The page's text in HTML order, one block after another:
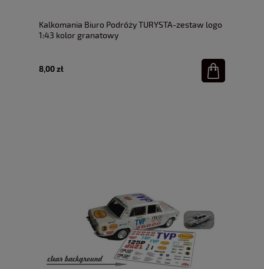
Kalkomania Biuro Podróży TURYSTA-zestaw logo
1:43 kolor granatowy
8,00 zł